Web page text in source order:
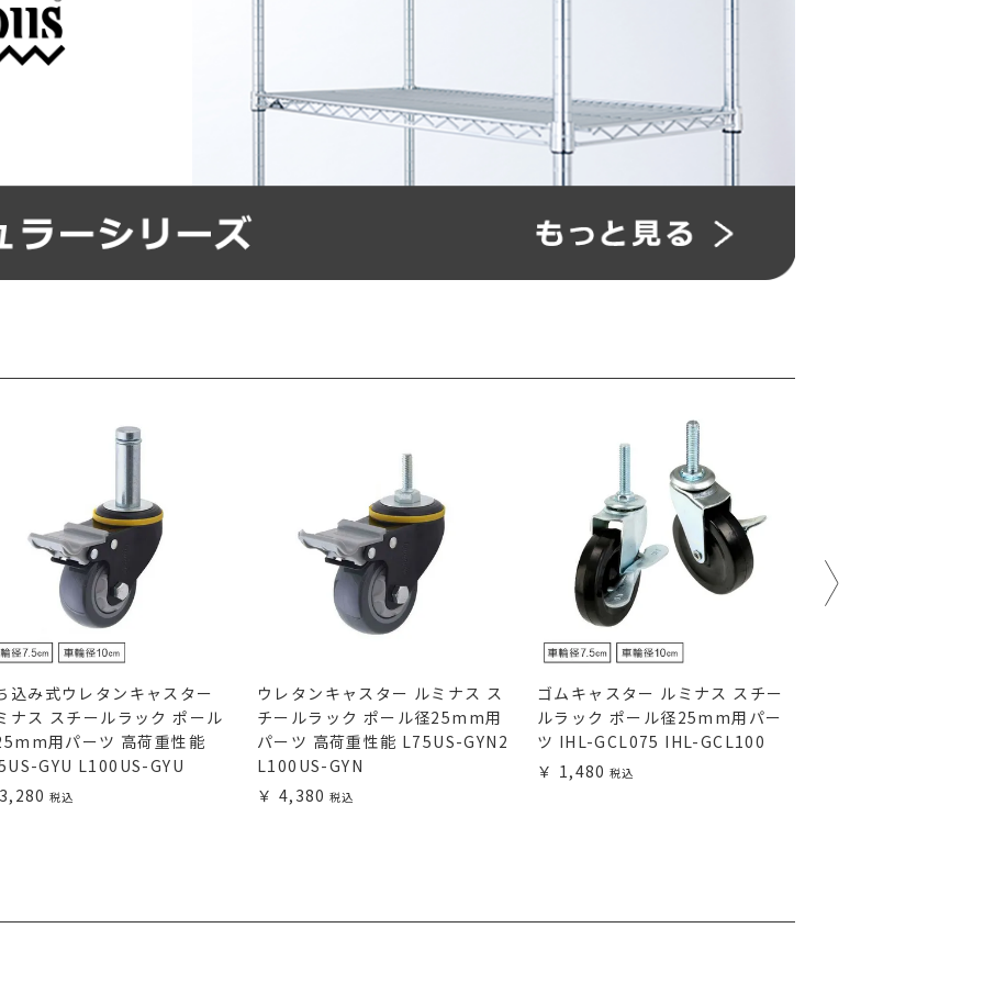
込み式ウレタンキャスター
ナス スチールラック ポール
用パーツ 高荷重性能
GYU L100US-GYU
ウレタンキャスター ルミナス ス
チールラック ポール径25mm用
パーツ 高荷重性能 L75US-GYN2
L100US-GYN
4,380
ゴムキャスター ルミナス スチー
ルラック ポール径25mm用パー
ツ IHL-GCL075 IHL-GCL100
1,480